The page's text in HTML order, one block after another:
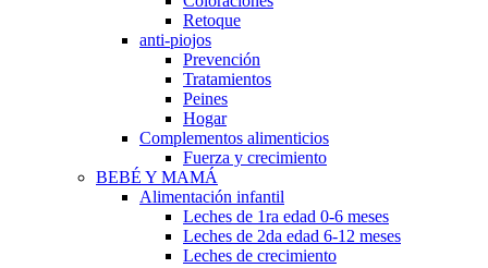
Retoque
anti-piojos
Prevención
Tratamientos
Peines
Hogar
Complementos alimenticios
Fuerza y crecimiento
BEBÉ Y MAMÁ
Alimentación infantil
Leches de 1ra edad 0-6 meses
Leches de 2da edad 6-12 meses
Leches de crecimiento